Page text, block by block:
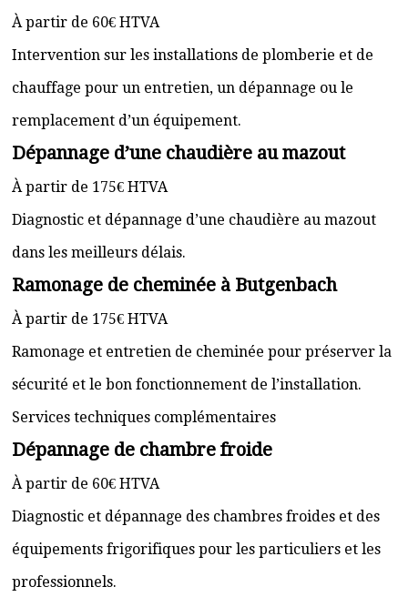
À partir de 60€ HTVA
Intervention sur les installations de plomberie et de
chauffage pour un entretien, un dépannage ou le
remplacement d’un équipement.
Dépannage d’une chaudière au mazout
À partir de 175€ HTVA
Diagnostic et dépannage d’une chaudière au mazout
dans les meilleurs délais.
Ramonage de cheminée à Butgenbach
À partir de 175€ HTVA
Ramonage et entretien de cheminée pour préserver la
sécurité et le bon fonctionnement de l’installation.
Services techniques complémentaires
Dépannage de chambre froide
À partir de 60€ HTVA
Diagnostic et dépannage des chambres froides et des
équipements frigorifiques pour les particuliers et les
professionnels.